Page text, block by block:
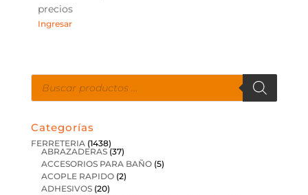
precios
Ingresar
Búsqueda
productos
Categorías
FERRETERIA (1438)
ABRAZADERAS (37)
ACCESORIOS PARA BAÑO (5)
ACOPLE RAPIDO (2)
ADHESIVOS (20)